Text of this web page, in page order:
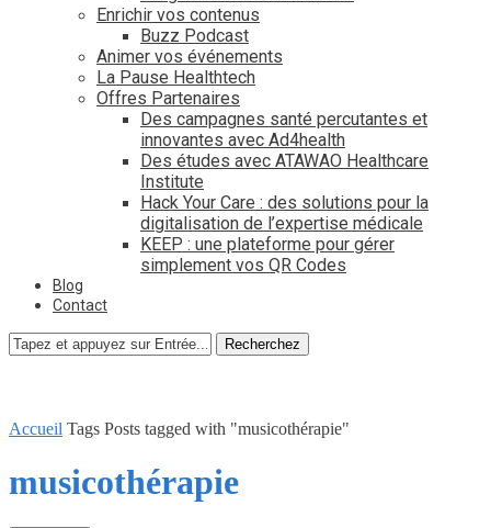
Enrichir vos contenus
Buzz Podcast
Animer vos événements
La Pause Healthtech
Offres Partenaires
Des campagnes santé percutantes et
innovantes avec Ad4health
Des études avec ATAWAO Healthcare
Institute
Hack Your Care : des solutions pour la
digitalisation de l’expertise médicale
KEEP : une plateforme pour gérer
simplement vos QR Codes
Blog
Contact
Recherchez
Accueil Tags Posts tagged with "musicothérapie"
musicothérapie